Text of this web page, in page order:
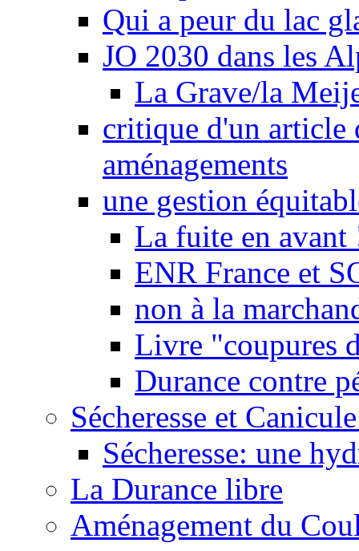
Qui a peur du lac
JO 2030 dans les
La Grave/la
critique d'un article
aménagements
une gestion
La fuite en avant
ENR France et
non à la
Livre "coupures
Durance contre
Sécheresse et
Sécheresse: une
La Durance libre
Aménagement du